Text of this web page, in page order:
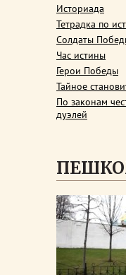
Историада
Тетрадка по
Солдаты
Час истины
Герои Победы
Тайное
По законам
дуэлей